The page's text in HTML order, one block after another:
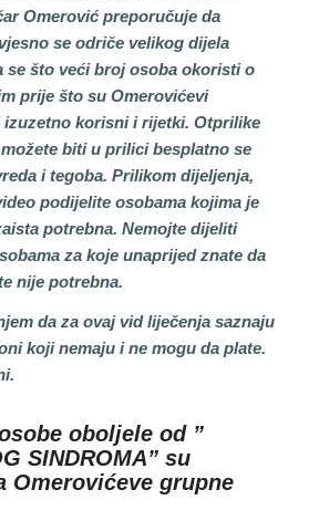
Omerović preporučuje da
se odriče velikog dijela
se što veći broj osoba okoristi o
prije što su Omerovićevi
korisni i rijetki. Otprilike
biti u prilici besplatno se
i tegoba. Prilikom dijeljenja,
podijelite osobama kojima je
potrebna. Nemojte dijeliti
za koje unaprijed znate da
nije potrebna.
da za ovaj vid liječenja saznaju
koji nemaju i ne mogu da plate.
oboljele od ”
SINDROMA” su
Omerovićeve grupne